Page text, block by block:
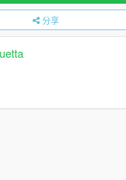
分享